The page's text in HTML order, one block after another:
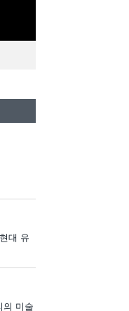
대 유
의 미술